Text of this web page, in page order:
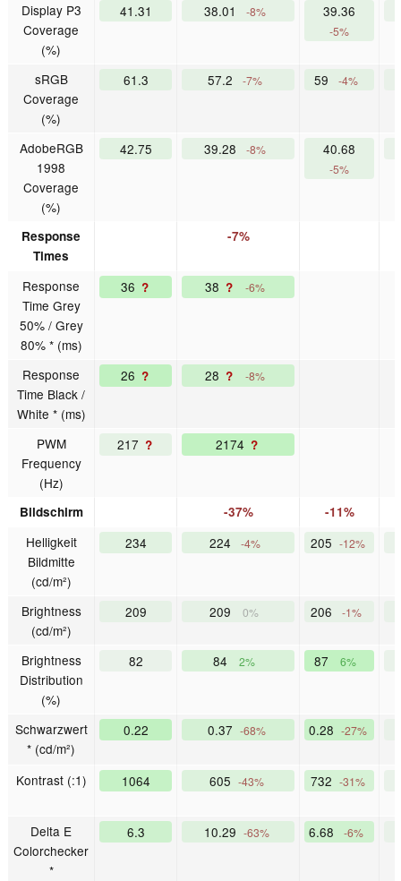
Display P3
Coverage
(%)
41.31 38.01 -8% 39.36
-5%
sRGB
Coverage
(%)
61.3 57.2 -7% 59 -4%
AdobeRGB
1998
Coverage
(%)
42.75 39.28 -8% 40.68
-5%
Response
Times
-7%
Response
Time Grey
50% / Grey
80% * (ms)
36 ? 38 ? -6%
Response
Time Black /
White * (ms)
26 ? 28 ? -8%
PWM
Frequency
(Hz)
217 ? 2174 ?
Bildschirm -37% -11%
Helligkeit
Bildmitte
(cd/m²)
234 224 -4% 205 -12%
Brightness
(cd/m²)
209 209 0% 206 -1%
Brightness
Distribution
(%)
82 84 2% 87 6%
Schwarzwert
* (cd/m²)
0.22 0.37 -68% 0.28 -27%
Kontrast (:1) 1064 605 -43% 732 -31%
Delta E
Colorchecker
*
6.3 10.29 -63% 6.68 -6%